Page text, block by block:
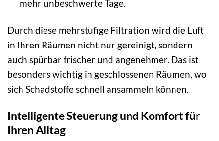
mehr unbeschwerte Tage.
Durch diese mehrstufige Filtration wird die Luft
in Ihren Räumen nicht nur gereinigt, sondern
auch spürbar frischer und angenehmer. Das ist
besonders wichtig in geschlossenen Räumen, wo
sich Schadstoffe schnell ansammeln können.
Intelligente Steuerung und Komfort für
Ihren Alltag